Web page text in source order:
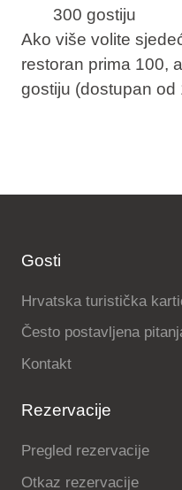
300 gostiju
Ako više volite
restoran prima 100,
gostiju (dostupan od
Gosti
Hrvatska turistička
Često postavljena
Kontakt
Rezervacije
Pregled rezervacije
Otkaz rezervacije